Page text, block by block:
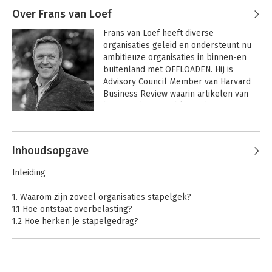
Over Frans van Loef
Frans van Loef heeft diverse
organisaties geleid en ondersteunt nu
ambitieuze organisaties in binnen-en
buitenland met OFFLOADEN. Hij is
Advisory Council Member van Harvard
Business Review waarin artikelen van
OFFLOAD thema. Zijn eerdere boeken
Andere boeken door Frans van Loef
Inhoudsopgave
Inleiding
1. Waarom zijn zoveel organisaties stapelgek?
1.1 Hoe ontstaat overbelasting?
1.2 Hoe herken je stapelgedrag?